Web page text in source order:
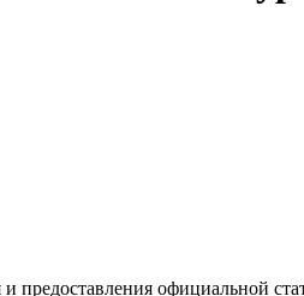
предоставления официальной